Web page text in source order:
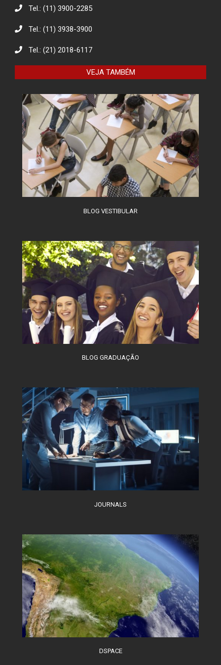
Eco Eletrônicos: Promovendo a
Responsável
O combate à desinformação na
Tel.: (11) 3900-2285
Tel.: (11) 3938-3900
Tel.: (21) 2018-6117
VEJA TAMBÉM
BLOG VESTIBULAR
BLOG GRADUAÇÃO
JOURNALS
DSPACE